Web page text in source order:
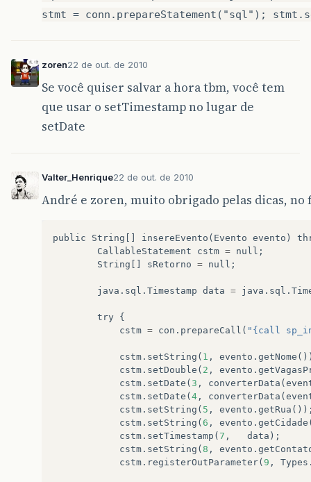
stmt = conn.prepareStatement("sql");
zoren22 de out. de 2010
Se você quiser salvar a hora tbm, você tem
que usar o setTimestamp no lugar de
setDate
Valter_Henrique22 de out. de 2010
André e zoren, muito obrigado pelas dicas, no
public String [] insereEvento ( Evento evento )
CallableStatement
cstm = null ;
String [] sRetorno = null ;
java . sql . Timestamp data = java . sql .
try {
cstm = con . prepareCall ( "{call
cstm . setString ( 1 , evento . getNome
cstm . setDouble ( 2 , evento .
cstm . setDate ( 3 , converterData (
cstm . setDate (4 , converterData (
cstm . setString ( 5 , evento . getRua
cstm . setString (6 , evento . getCidade
cstm . setTimestamp ( 7 , data );
cstm . setString ( 8 , evento .
cstm . registerOutParameter( 9 , Types